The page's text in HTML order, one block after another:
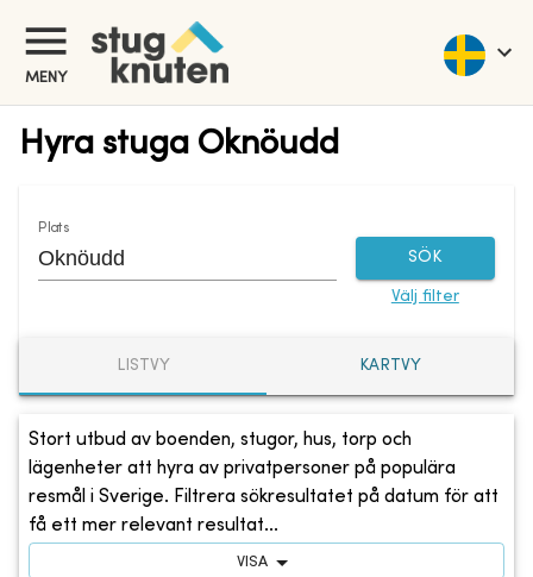
MENY
Hyra stuga Oknöudd
Plats
SÖK
Välj filter
LISTVY KARTVY
Stort utbud av boenden, stugor, hus, torp och
lägenheter att hyra av privatpersoner på populära
resmål i Sverige. Filtrera sökresultatet på datum för att
få ett mer relevant resultat...
VISA